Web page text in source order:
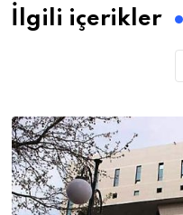
İlgili içerikler